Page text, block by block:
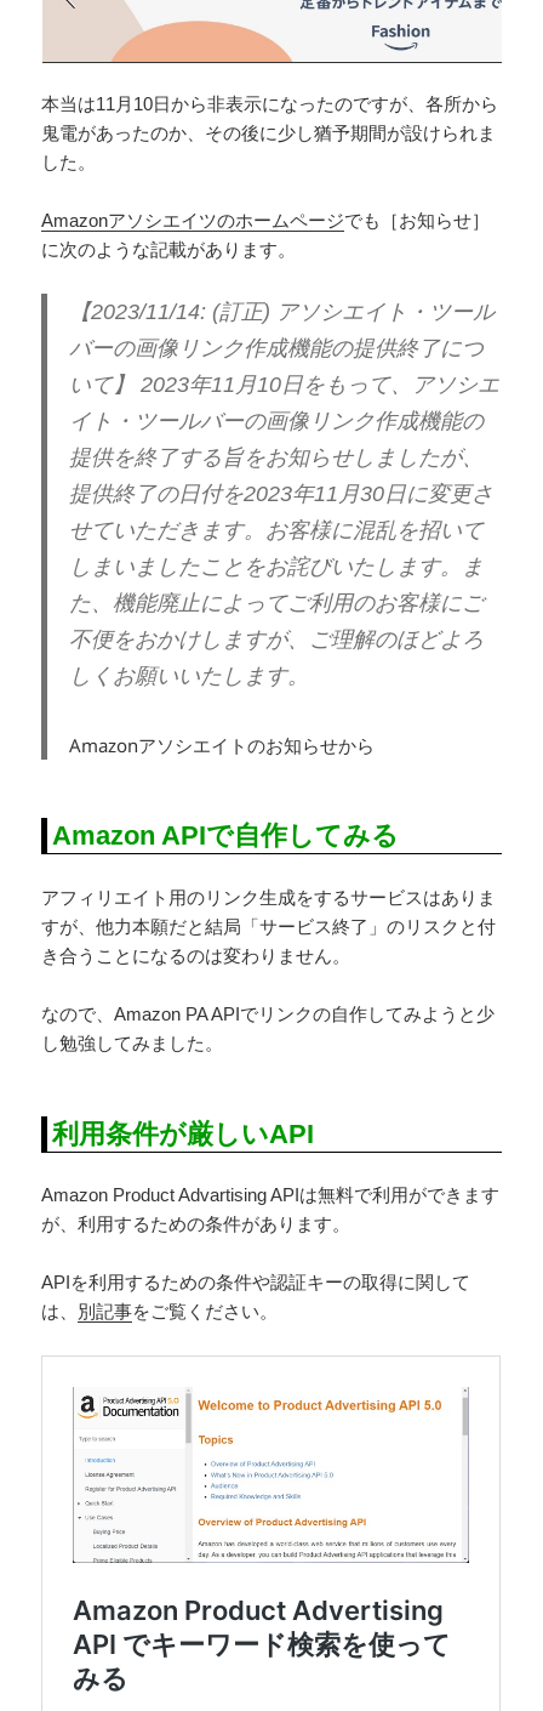
本当は11月10日から非表示になったのですが、各所から
鬼電があったのか、その後に少し猶予期間が設けられま
した。
Amazonアソシエイツのホームページでも［お知らせ］
に次のような記載があります。
【2023/11/14: (訂正) アソシエイト・ツール
バーの画像リンク作成機能の提供終了につ
いて】 2023年11月10日をもって、アソシエ
イト・ツールバーの画像リンク作成機能の
提供を終了する旨をお知らせしましたが、
提供終了の日付を2023年11月30日に変更さ
せていただきます。お客様に混乱を招いて
しまいましたことをお詫びいたします。ま
た、機能廃止によってご利用のお客様にご
不便をおかけしますが、ご理解のほどよろ
しくお願いいたします。
Amazonアソシエイトのお知らせから
Amazon APIで自作してみる
アフィリエイト用のリンク生成をするサービスはありま
すが、他力本願だと結局「サービス終了」のリスクと付
き合うことになるのは変わりません。
なので、Amazon PA APIでリンクの自作してみようと少
し勉強してみました。
利用条件が厳しいAPI
Amazon Product Advartising APIは無料で利用ができます
が、利用するための条件があります。
APIを利用するための条件や認証キーの取得に関して
は、 別記事をご覧ください。